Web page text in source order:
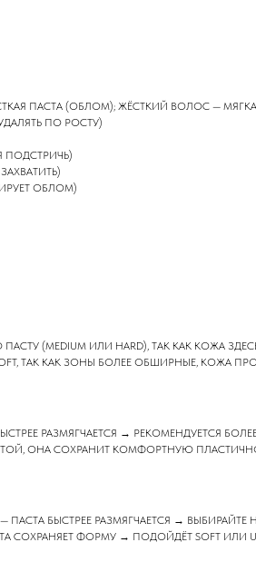
ПАСТА (ОБЛОМ); ЖЁСТКИЙ ВОЛОС —
ПО РОСТУ)
ОБЛОМ)
(MEDIUM ИЛИ HARD), ТАК КАК КОЖА
ТАК КАК ЗОНЫ БОЛЕЕ ОБШИРНЫЕ, КОЖА
РАЗМЯГЧАЕТСЯ → РЕКОМЕНДУЕТСЯ
ОНА СОХРАНИТ КОМФОРТНУЮ
БЫСТРЕЕ РАЗМЯГЧАЕТСЯ → ВЫБИРАЙТЕ
ФОРМУ → ПОДОЙДЁТ SOFT ИЛИ